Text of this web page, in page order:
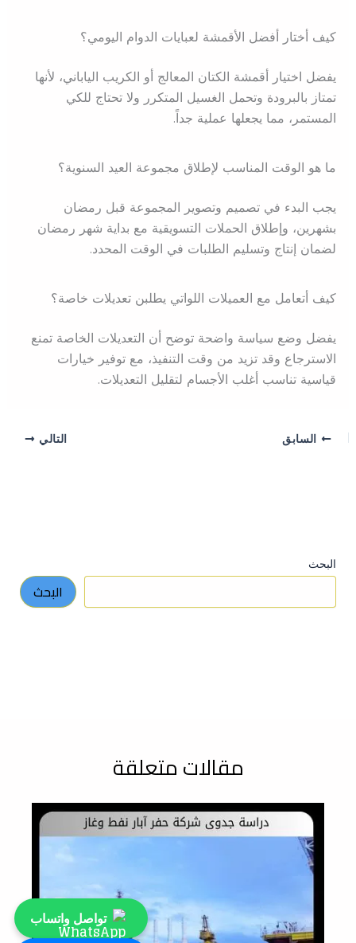
كيف أختار أفضل الأقمشة لعبايات الدوام اليومي؟
يفضل اختيار أقمشة الكتان المعالج أو الكريب الياباني، لأنها
تمتاز بالبرودة وتحمل الغسيل المتكرر ولا تحتاج للكي
المستمر، مما يجعلها عملية جداً.
ما هو الوقت المناسب لإطلاق مجموعة العيد السنوية؟
يجب البدء في تصميم وتصوير المجموعة قبل رمضان
بشهرين، وإطلاق الحملات التسويقية مع بداية شهر رمضان
لضمان إنتاج وتسليم الطلبات في الوقت المحدد.
كيف أتعامل مع العميلات اللواتي يطلبن تعديلات خاصة؟
يفضل وضع سياسة واضحة توضح أن التعديلات الخاصة تمنع
الاسترجاع وقد تزيد من وقت التنفيذ، مع توفير خيارات
قياسية تناسب أغلب الأجسام لتقليل التعديلات.
السابق التالي
البحث
البحث
مقالات متعلقة
تواصل واتساب